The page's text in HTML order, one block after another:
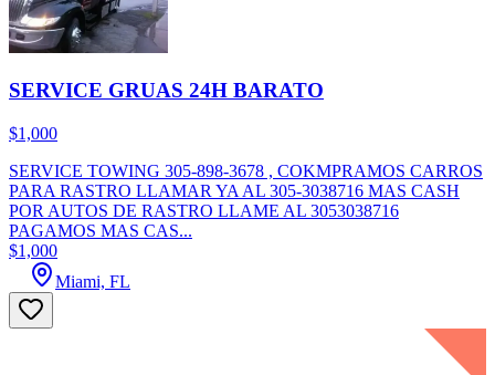
SERVICE GRUAS 24H BARATO
$1,000
SERVICE TOWING 305-898-3678 , COKMPRAMOS CARROS
PARA RASTRO LLAMAR YA AL 305-3038716 MAS CASH
POR AUTOS DE RASTRO LLAME AL 3053038716
PAGAMOS MAS CAS...
$1,000
Miami, FL